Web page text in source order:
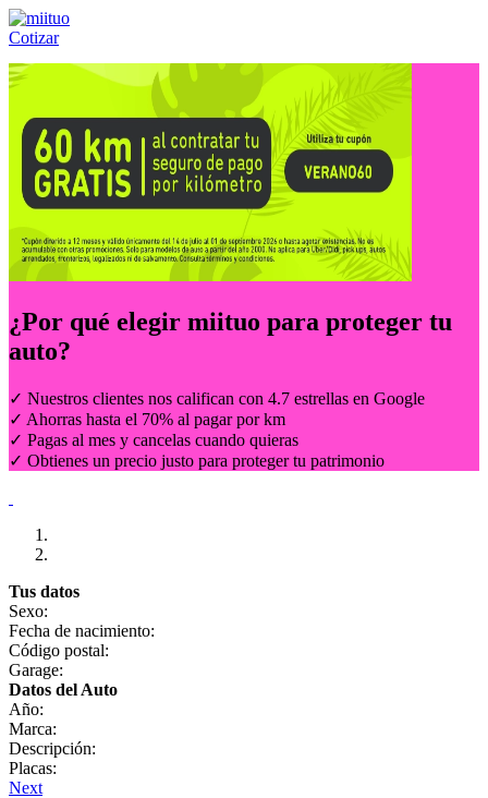
Cotizar
Llámanos al:(55) 84-21-05-00 ó
¿Por qué elegir miituo para proteger tu
auto?
✓ Nuestros clientes nos califican con 4.7 estrellas en Google
✓ Ahorras hasta el 70% al pagar por km
✓ Pagas al mes y cancelas cuando quieras
✓ Obtienes un precio justo para proteger tu patrimonio
Tus datos
Sexo:
Fecha de nacimiento:
Código postal:
Garage:
Datos del Auto
Año:
Marca:
Descripción:
Placas:
Next